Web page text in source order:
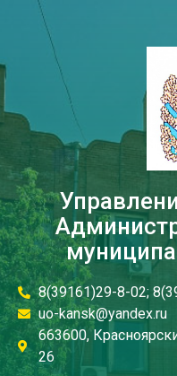
8(39161)29-8-02;
uo-kansk@yandex.ru
663600,
26